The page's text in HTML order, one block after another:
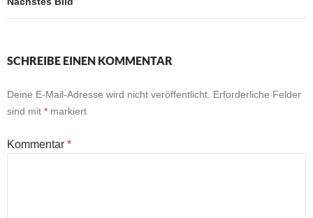
SCHREIBE EINEN KOMMENTAR
Deine E-Mail-Adresse wird nicht veröffentlicht. Erforderliche Felder
sind mit * markiert
Kommentar *